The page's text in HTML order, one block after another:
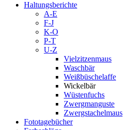
Haltungsberichte
A-E
F-J
K-O
P-T
U-Z
Vielzitzenmaus
Waschbär
Weißbüschelaffe
Wickelbär
Wüstenfuchs
Zwergmanguste
Zwergstachelmaus
Fototagebücher